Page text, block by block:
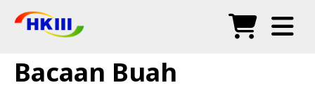
Soalan Lazim
Bacaan Buah